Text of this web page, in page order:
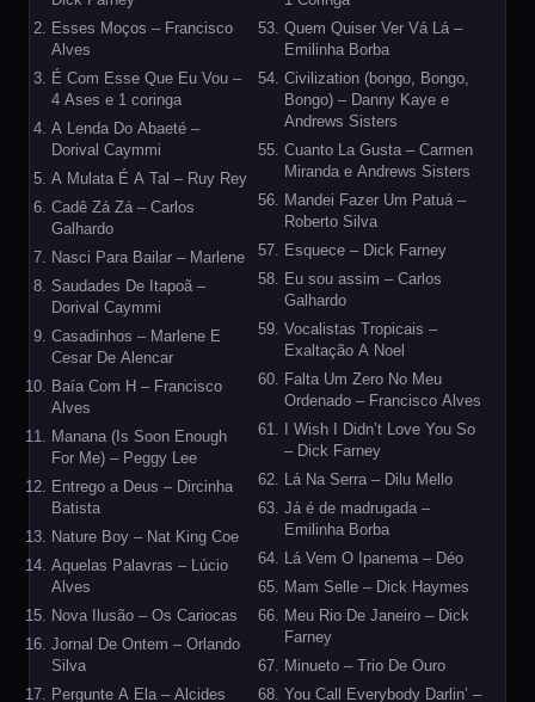
Esses Moços – Francisco
Alves
É Com Esse Que Eu Vou –
4 Ases e 1 coringa
A Lenda Do Abaeté –
Dorival Caymmi
A Mulata É A Tal – Ruy Rey
Cadê Zá Zá – Carlos
Galhardo
Nasci Para Bailar – Marlene
Saudades De Itapoã –
Dorival Caymmi
Casadinhos – Marlene E
Cesar De Alencar
Baía Com H – Francisco
Alves
Manana (Is Soon Enough
For Me) – Peggy Lee
Entrego a Deus – Dircinha
Batista
Nature Boy – Nat King Coe
Aquelas Palavras – Lúcio
Alves
Nova Ilusão – Os Cariocas
Jornal De Ontem – Orlando
Silva
Pergunte A Ela – Alcides
Quem Quiser Ver Vá Lá –
Emilinha Borba
Civilization (bongo, Bongo,
Bongo) – Danny Kaye e
Andrews Sisters
Cuanto La Gusta – Carmen
Miranda e Andrews Sisters
Mandei Fazer Um Patuá –
Roberto Silva
Esquece – Dick Farney
Eu sou assim – Carlos
Galhardo
Vocalistas Tropicais –
Exaltação A Noel
Falta Um Zero No Meu
Ordenado – Francisco Alves
I Wish I Didn’t Love You So
– Dick Farney
Lá Na Serra – Dilu Mello
Já é de madrugada –
Emilinha Borba
Lá Vem O Ipanema – Déo
Mam Selle – Dick Haymes
Meu Rio De Janeiro – Dick
Farney
Minueto – Trio De Ouro
You Call Everybody Darlin’ –